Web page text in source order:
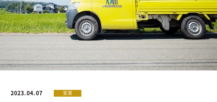
お知らせ
BLOG
お問い合わせ
2023.04.07 受賞